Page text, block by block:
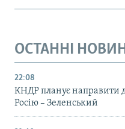
ОСТАННІ
22:08
КНДР планує направити
Росію – Зеленський